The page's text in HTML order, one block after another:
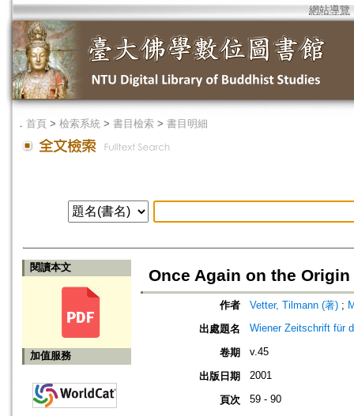
網站導覽
． 首頁 > 檢索系統 > 書目檢索 > 書目明細
閱讀本文
加值服務
Once Again on the
作者 Vetter, Tilmann (著) ;
出處題名
Wiener Zeitschrift für
卷期 v.45
出版日期 2001
頁次 59 - 90